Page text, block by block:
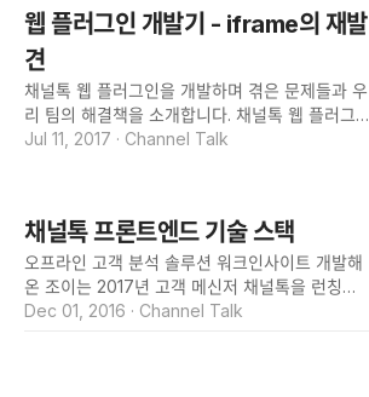
쳐 이 설명으로는 HOC가 어떤 역할을 하는지 이
해하기는 역부족이기 때문에 간단한 예제를 통해
HOC를 어떻게 작성하는지 알아보겠습니다. fun
ction
r에 대해 알아보려 합니다.(2017년도에 작성된 글
을 옮겨 온 게시물입니다) Decorator란? ES7 스
펙 명세에는 Decorator를 아래와 같이 설명하고
있습니다. 선언된 클래스와 그 프로퍼티들을 디자
인 시간에 변경할 수 있는 편리한 문법 위 문장만
봐서는 도대체 Decorator가 어떤 역할을 하는지
알아보겠습니다. 아래 코드는 Decorator를 이용
해 설계한 클래스 코드의 일부입니다. @withSup
erEngine class Car { ...
웹 플러그인 개발기 - iframe의 재발
견
채널톡 웹 플러그인을 개발하며 겪은 문제들과 우
리 팀의 해결책을 소개합니다. 채널톡 웹 플러그
인은 SDK의 형태로 고객사 웹사이트에 붙여 고객
웹사이트에 붙은 저희 플러그인을 보고 있습니다.
(2017년도에 작성된 글을 옮겨 온 게시물입니다)
플러그인은 고객사 웹사이트 (이하 호스트 웹사이
트라고 함) 의 HTML 도큐멘트에 붙어서 실행됩
Jul 11, 2017 · Channel Talk
채널톡 프론트엔드 기술 스택
오프라인 고객 분석 솔루션 워크인사이트 개발해
온 조이는 2017년 고객 메신저 채널톡을 런칭했
습니다. 이 글은 채널톡과 관련된 기술 블로그의
Dec 01, 2016 · Channel Talk